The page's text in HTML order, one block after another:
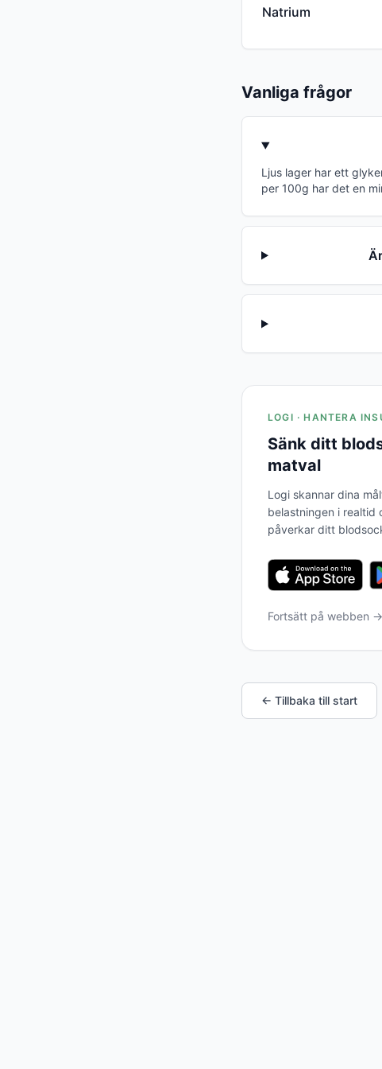
Natrium
Vanliga frågor
Ljus lager har ett
per 100g har det en
LOGI · HANTERA
Sänk ditt
matval
Logi skannar dina
belastningen i realtid
påverkar ditt
Fortsätt på webben →
← Tillbaka till start